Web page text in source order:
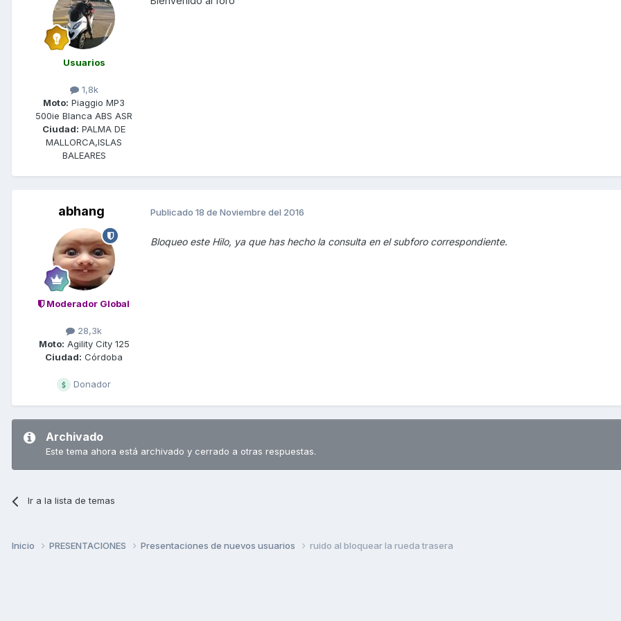
Usuarios
1,8k
Moto: Piaggio MP3
500ie Blanca ABS ASR
Ciudad: PALMA DE
MALLORCA,ISLAS
BALEARES
abhang
Moderador Global
28,3k
Moto: Agility City 125
Ciudad: Córdoba
Donador
Publicado 18 de Noviembre del 2016
Bloqueo este Hilo, ya que has hecho la consulta en el subforo correspondiente.
Archivado
Este tema ahora está archivado y cerrado a otras respuestas.
Ir a la lista de temas
Inicio PRESENTACIONES Presentaciones de nuevos usuarios ruido al bloquear la rueda trasera